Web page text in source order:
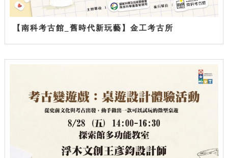
【南科考古館_舊時代新玩藝】金工考古所